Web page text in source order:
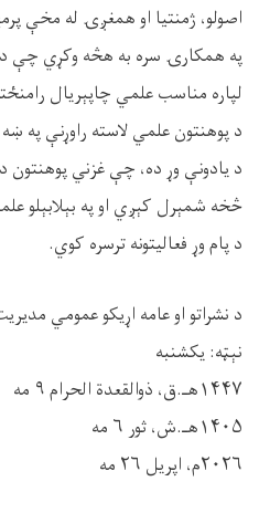
اصولو، ژمنتیا او همغږۍ له مخې
په همکارۍ سره به هڅه وکړي چې د
لپاره مناسب علمي چاپېریال
د پوهنتون علمي لاسته راوړنې
د یادونې وړ ده، چې غزني پوهنتون
څخه شمېرل کېږي او په بېلابېلو
د پام وړ فعالیتونه ترسره کوي.
د نشراتو او عامه اړیکو عمومي
نېټه: یکشنبه
۱۴۴۷هـ.ق، ذوالقعدة الحرام ٩ مه
۱۴۰۵هـ.ش، ثور ٦ مه
۲۰۲۶م، اپریل ٢٦ مه